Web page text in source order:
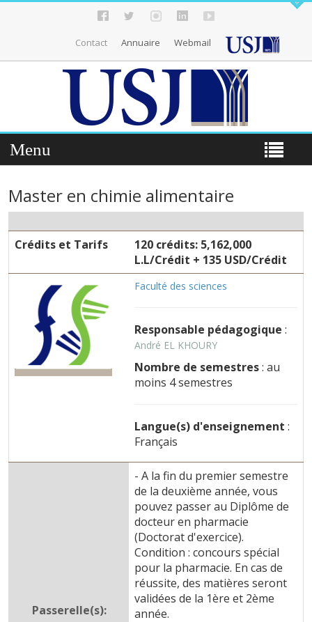
Contact Annuaire Webmail
Menu
Master en chimie alimentaire
Crédits et Tarifs
120 crédits: 5,162,000
L.L/Crédit + 135 USD/Crédit
Faculté des sciences
Responsable pédagogique :
André EL KHOURY
Nombre de semestres: au
moins 4 semestres
Langue(s) d'enseignement :
Français
Passerelle(s):
- A la fin du premier semestre
de la deuxième année, vous
pouvez passer au Diplôme de
docteur en pharmacie
(Doctorat d'exercice).
Condition : concours spécial
pour la pharmacie. En cas de
réussite, des matières seront
validées de la 1ère et 2ème
année.